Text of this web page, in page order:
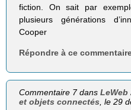
fiction. On sait par
plusieurs générations
Cooper
Répondre à ce
Commentaire 7 dansLeWeb
et objets connectés , le 29